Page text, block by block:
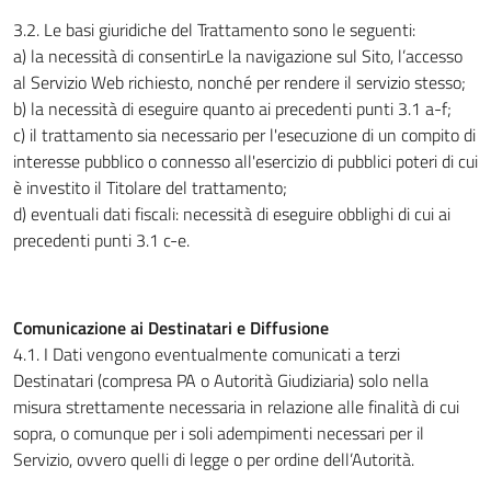
3.2. Le basi giuridiche del Trattamento sono le seguenti:
a) la necessità di consentirLe la navigazione sul Sito, l’accesso
al Servizio Web richiesto, nonché per rendere il servizio stesso;
b) la necessità di eseguire quanto ai precedenti punti 3.1 a-f;
c) il trattamento sia necessario per l'esecuzione di un compito di
interesse pubblico o connesso all'esercizio di pubblici poteri di cui
è investito il Titolare del trattamento;
d) eventuali dati fiscali: necessità di eseguire obblighi di cui ai
precedenti punti 3.1 c-e.
Comunicazione ai Destinatari e Diffusione
4.1. I Dati vengono eventualmente comunicati a terzi
Destinatari (compresa PA o Autorità Giudiziaria) solo nella
misura strettamente necessaria in relazione alle finalità di cui
sopra, o comunque per i soli adempimenti necessari per il
Servizio, ovvero quelli di legge o per ordine dell’Autorità.